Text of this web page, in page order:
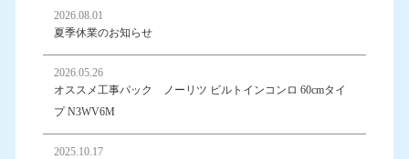
2026.08.01
夏季休業のお知らせ
2026.05.26
オススメ工事パック ノーリツ ビルトインコンロ 60cmタイ
プ N3WV6M
2025.10.17